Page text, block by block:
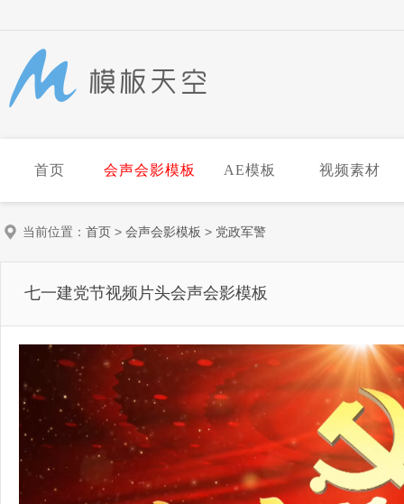
首页 会声会影模板 AE模板 视频素材
当前位置： 首页 > 会声会影模板 > 党政军警
七一建党节视频片头会声会影模板